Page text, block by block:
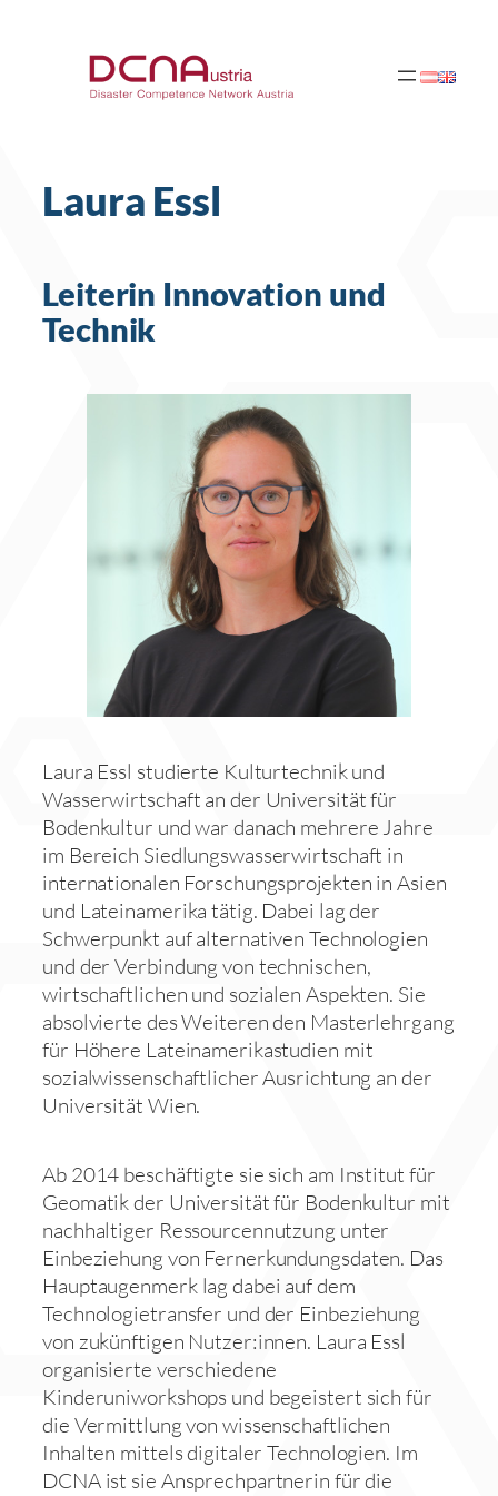
Laura Essl
Leiterin Innovation und
Technik
Laura Essl studierte Kulturtechnik und
Wasserwirtschaft an der Universität für
Bodenkultur und war danach mehrere Jahre
im Bereich Siedlungswasserwirtschaft in
internationalen Forschungsprojekten in Asien
und Lateinamerika tätig. Dabei lag der
Schwerpunkt auf alternativen Technologien
und der Verbindung von technischen,
wirtschaftlichen und sozialen Aspekten. Sie
absolvierte des Weiteren den Masterlehrgang
für Höhere Lateinamerikastudien mit
sozialwissenschaftlicher Ausrichtung an der
Universität Wien.
Ab 2014 beschäftigte sie sich am Institut für
Geomatik der Universität für Bodenkultur mit
nachhaltiger Ressourcennutzung unter
Einbeziehung von Fernerkundungsdaten. Das
Hauptaugenmerk lag dabei auf dem
Technologietransfer und der Einbeziehung
von zukünftigen Nutzer:innen. Laura Essl
organisierte verschiedene
Kinderuniworkshops und begeistert sich für
die Vermittlung von wissenschaftlichen
Inhalten mittels digitaler Technologien. Im
DCNA ist sie Ansprechpartnerin für die